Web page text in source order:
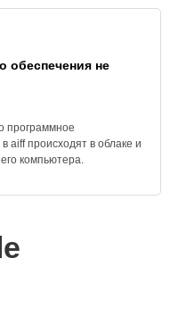
обеспечения не
программное
aiff происходят в облаке и
компьютера.